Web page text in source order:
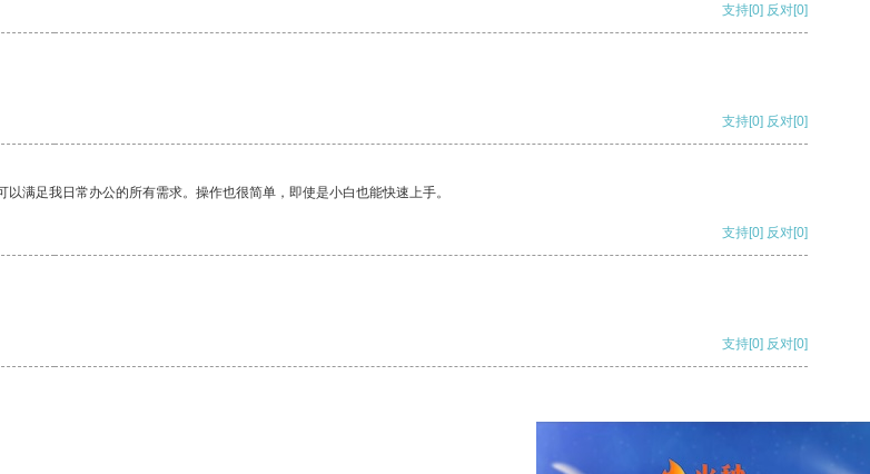
支持[0] 反对[0]
支持[0] 反对[0]
满足我日常办公的所有需求。操作也很简单，即使是小白也能快速上手。
支持[0] 反对[0]
支持[0] 反对[0]